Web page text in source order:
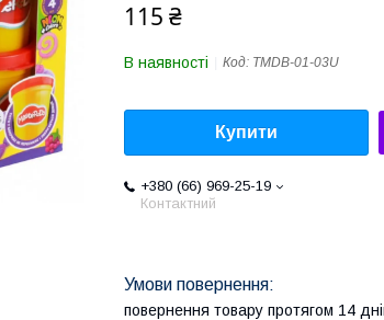
115 ₴
В наявності Код: TMDB-01-03U
Купити
+380 (66) 969-25-19
Контактний
повернення товару протягом 14